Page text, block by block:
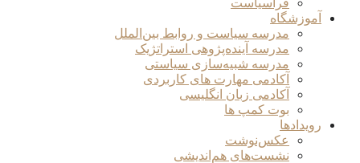
آموزشگاه
مدرسه سیاست و روابط بین‌الملل
مدرسه آینده‌پژوهی استراتژیک
مدرسه شبیه‌سازی سیاستی
آکادمی مهارت های کاربردی
آکادمی زبان انگلیسی
بوت کمپ ها
رویدادها
عکس‌نوشت
نشست‌های هم‌اندیشی